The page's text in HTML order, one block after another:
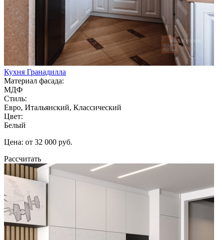
Кухня Гранадилла
Материал фасада:
МДФ
Стиль:
Евро, Итальянский, Классический
Цвет:
Белый
Цена: от 32 000 руб.
Рассчитать